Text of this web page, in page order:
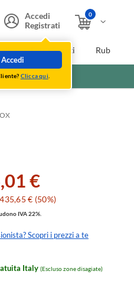
Accedi
Registrati
Accedi
Clicca qui
0
Extra Sconti
€
€ (50%)
IVA 22%.
Scopri i prezzi a te
Italy (Escluso zone disagiate)